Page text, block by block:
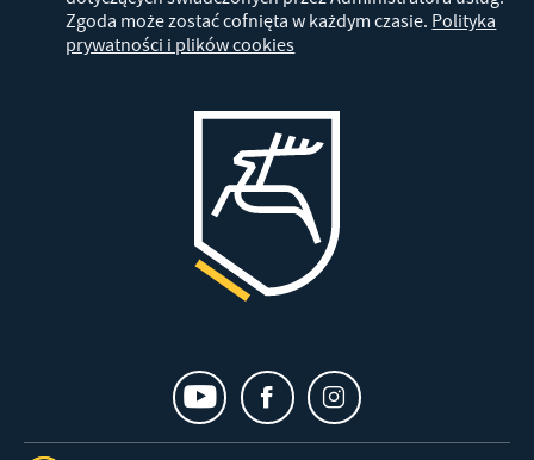
Zgoda może zostać cofnięta w każdym czasie. Polityka
prywatności i plików cookies